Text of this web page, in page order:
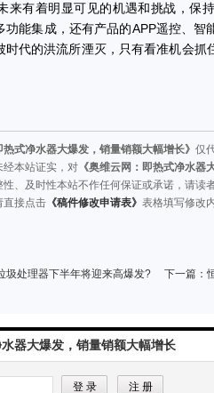
有着明显可见的机遇和挑战，保
能集成，还有产品的APP遥控、智
代的洪流所湮灭，只有看准机会抓
热式净水器大爆发，销量销额大幅增长》仅
本站证实，对《奥维云网：即热式净水器
、及时性本站不作任何保证或承诺，请读
直接点击《稿件修改申请表》表格填写修改
圾处理器下半年将迎来高爆发? 下一篇：
器大爆发，销量销额大幅增长